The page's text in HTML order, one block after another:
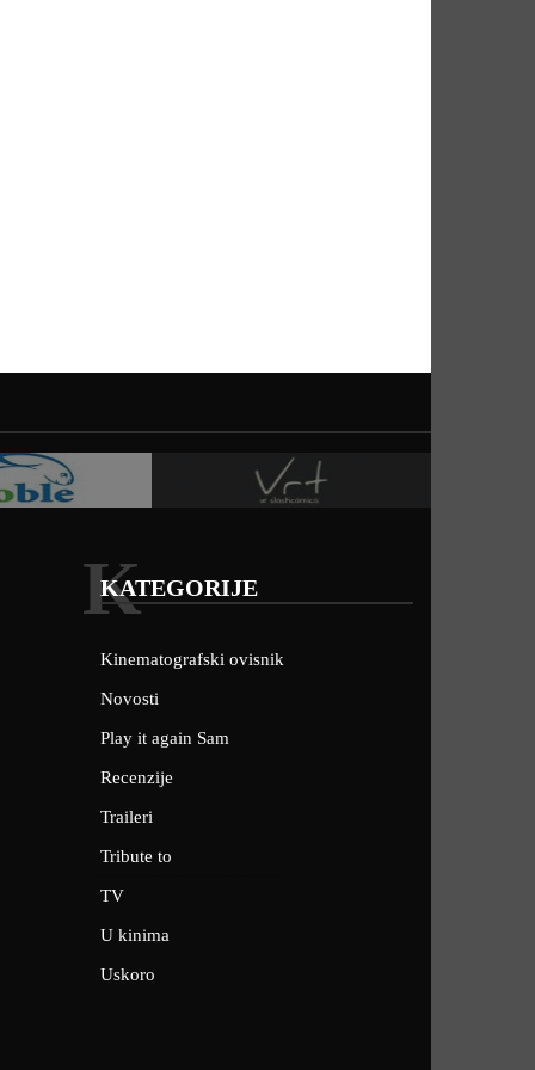
KATEGORIJE
K
Kinematografski ovisnik
Novosti
Play it again Sam
Recenzije
Traileri
Tribute to
TV
U kinima
Uskoro